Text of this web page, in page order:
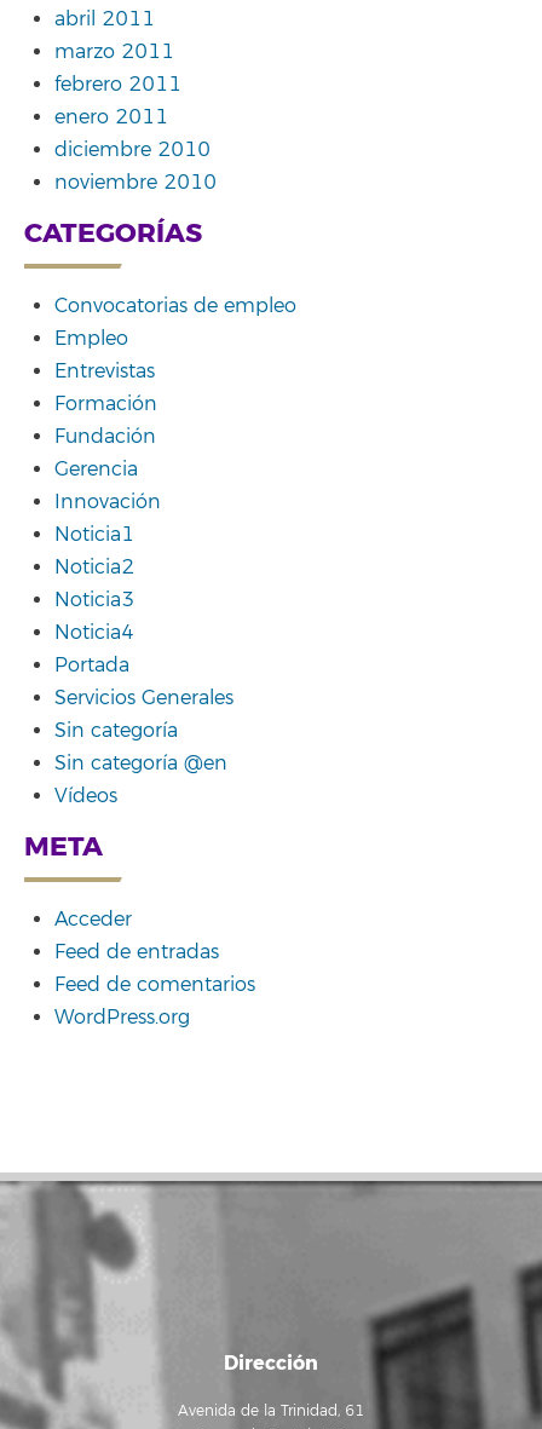
abril 2011
marzo 2011
febrero 2011
enero 2011
diciembre 2010
noviembre 2010
CATEGORÍAS
Convocatorias de empleo
Empleo
Entrevistas
Formación
Fundación
Gerencia
Innovación
Noticia1
Noticia2
Noticia3
Noticia4
Portada
Servicios Generales
Sin categoría
Sin categoría @en
Vídeos
META
Acceder
Feed de entradas
Feed de comentarios
WordPress.org
Dirección
Avenida de la Trinidad, 61